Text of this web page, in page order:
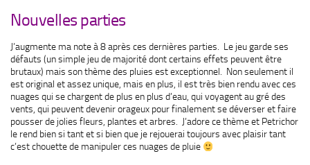
Nouvelles parties
J’augmente ma note à 8 après ces dernières parties. Le jeu garde ses
défauts (un simple jeu de majorité dont certains effets peuvent être
brutaux) mais son thème des pluies est exceptionnel. Non seulement il
est original et assez unique, mais en plus, il est très bien rendu avec ces
nuages qui se chargent de plus en plus d’eau, qui voyagent au gré des
vents, qui peuvent devenir orageux pour finalement se déverser et faire
pousser de jolies fleurs, plantes et arbres. J’adore ce thème et Petrichor
le rend bien si tant et si bien que je rejouerai toujours avec plaisir tant
c’est chouette de manipuler ces nuages de pluie